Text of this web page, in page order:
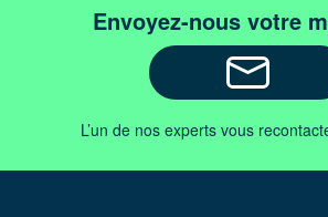
Envoyez-nous votre
L’un de nos experts vous